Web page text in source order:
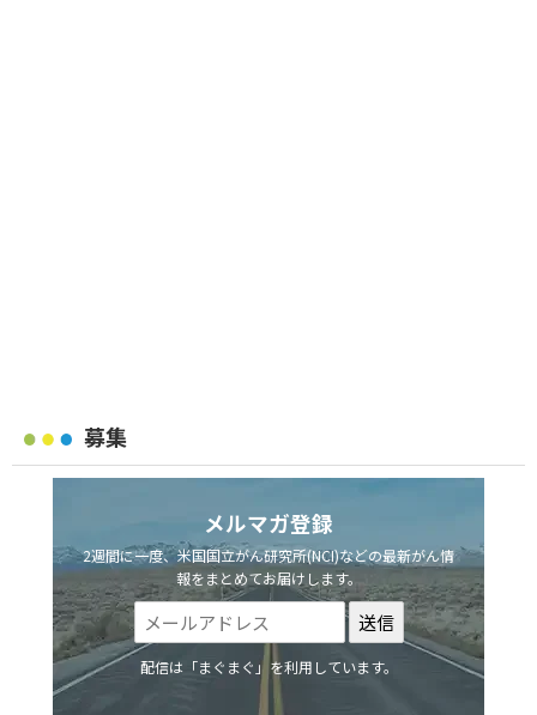
募集
メルマガ登録
2週間に一度、米国国立がん研究所(NCI)などの最新がん情
報をまとめてお届けします。
配信は「まぐまぐ」を利用しています。